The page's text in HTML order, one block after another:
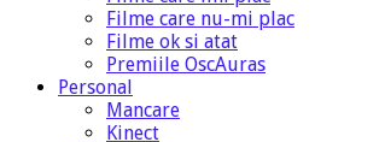
Filme care nu-mi plac
Filme ok si atat
Premiile OscAuras
Personal
Mancare
Kinect